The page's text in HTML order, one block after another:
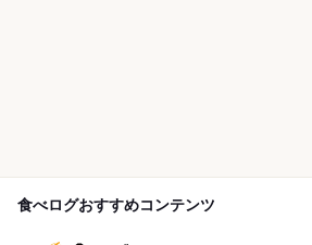
食べログおすすめコンテンツ